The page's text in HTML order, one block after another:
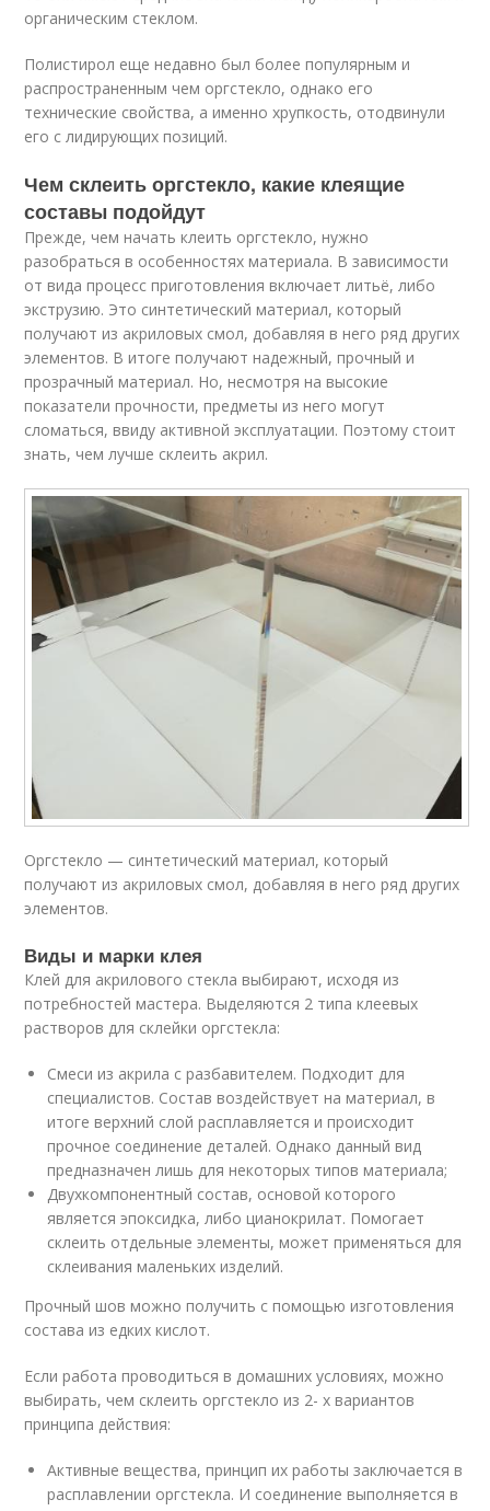
органическим стеклом.
Полистирол еще недавно был более популярным и
распространенным чем оргстекло, однако его
технические свойства, а именно хрупкость, отодвинули
его с лидирующих позиций.
Чем склеить оргстекло, какие клеящие
составы подойдут
Прежде, чем начать клеить оргстекло, нужно
разобраться в особенностях материала. В зависимости
от вида процесс приготовления включает литьё, либо
экструзию. Это синтетический материал, который
получают из акриловых смол, добавляя в него ряд других
элементов. В итоге получают надежный, прочный и
прозрачный материал. Но, несмотря на высокие
показатели прочности, предметы из него могут
сломаться, ввиду активной эксплуатации. Поэтому стоит
знать, чем лучше склеить акрил.
Оргстекло — синтетический материал, который
получают из акриловых смол, добавляя в него ряд других
элементов.
Виды и марки клея
Клей для акрилового стекла выбирают, исходя из
потребностей мастера. Выделяются 2 типа клеевых
растворов для склейки оргстекла:
Смеси из акрила с разбавителем. Подходит для
специалистов. Состав воздействует на материал, в
итоге верхний слой расплавляется и происходит
прочное соединение деталей. Однако данный вид
предназначен лишь для некоторых типов материала;
Двухкомпонентный состав, основой которого
является эпоксидка, либо цианокрилат. Помогает
склеить отдельные элементы, может применяться для
склеивания маленьких изделий.
Прочный шов можно получить с помощью изготовления
состава из едких кислот.
Если работа проводиться в домашних условиях, можно
выбирать, чем склеить оргстекло из 2- х вариантов
принципа действия:
Активные вещества, принцип их работы заключается в
расплавлении оргстекла. И соединение выполняется в